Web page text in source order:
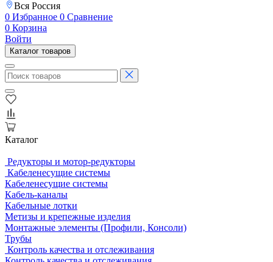
Вся Россия
0 Избранное 0 Сравнение
0 Корзина
Войти
Каталог товаров
Каталог
Редукторы и мотор-редукторы
Кабеленесущие системы
Кабеленесущие системы
Кабель-каналы
Кабельные лотки
Метизы и крепежные изделия
Монтажные элементы (Профили, Консоли)
Трубы
Контроль качества и отслеживания